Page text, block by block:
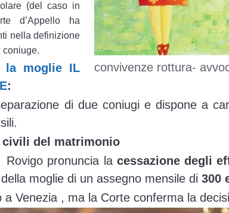
convivenze rottura-
(del caso in
d’Appello ha
nella definizione
coniuge.
la moglie IL
:
di due coniugi e dispone a
del matrimonio
pronuncia la cessazione degli
moglie di un assegno mensile di 300
a Venezia , ma la Corte conferma la